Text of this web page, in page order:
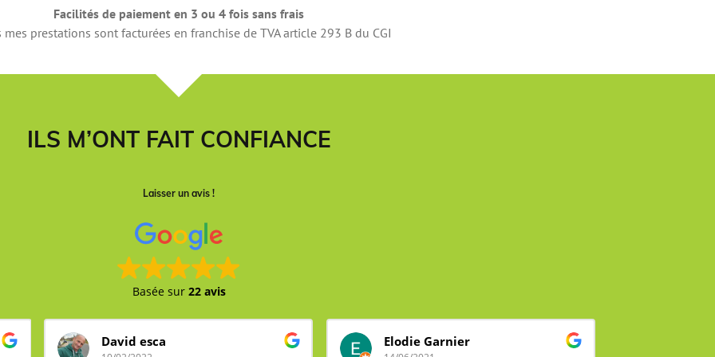
Facilités de paiement en 3 ou 4 fois sans frais
mes prestations sont facturées en franchise de TVA article 293 B du CGI
ILS M’ONT FAIT CONFIANCE
Laisser un avis !
Basée sur 22 avis
David esca Elodie Garnier